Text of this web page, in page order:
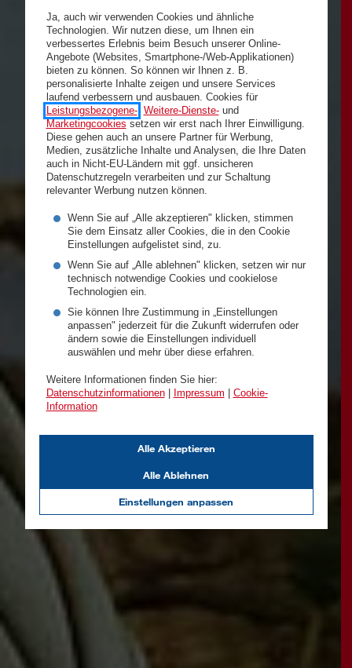
Ja, auch wir verwenden Cookies und ähnliche
Technologien. Wir nutzen diese, um Ihnen ein
verbessertes Erlebnis beim Besuch unserer Online-
Angebote (Websites, Smartphone-/Web-Applikationen)
bieten zu können. So können wir Ihnen z. B.
personalisierte Inhalte zeigen und unsere Services
laufend verbessern und ausbauen. Cookies für
Leistungsbezogene-, Weitere-Dienste-und
Marketingcookies setzen wir erst nach Ihrer Einwilligung.
Diese gehen auch an unsere Partner für Werbung,
Medien, zusätzliche Inhalte und Analysen, die Ihre Daten
auch in Nicht-EU-Ländern mit ggf. unsicheren
Datenschutzregeln verarbeiten und zur Schaltung
relevanter Werbung nutzen können.
Wenn Sie auf „Alle akzeptieren" klicken, stimmen
Sie dem Einsatz aller Cookies, die in den Cookie
Einstellungen aufgelistet sind, zu.
Wenn Sie auf „Alle ablehnen" klicken, setzen wir nur
technisch notwendige Cookies und cookielose
Technologien ein.
Sie können Ihre Zustimmung in „Einstellungen
anpassen" jederzeit für die Zukunft widerrufen oder
ändern sowie die Einstellungen individuell
auswählen und mehr über diese erfahren.
Weitere Informationen finden Sie hier:
Datenschutzinformationen| Impressum
Cookie-
Information
Einstellungen anpassen
Alle Ablehnen
Alle Akzeptieren